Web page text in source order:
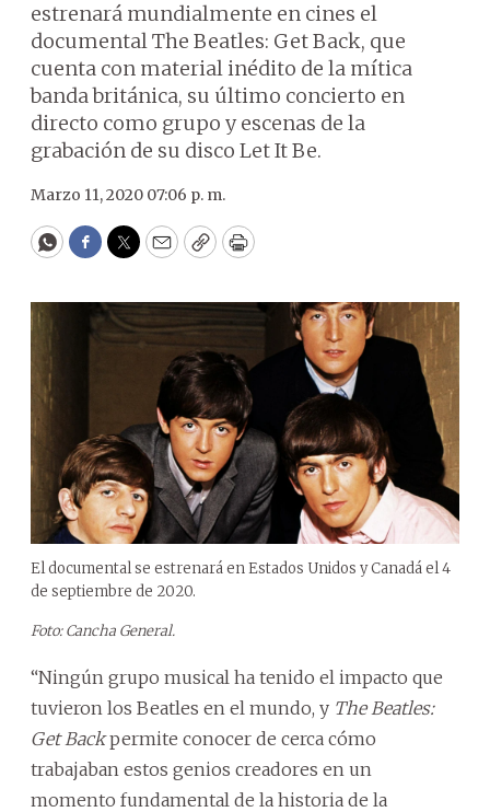
estrenará mundialmente en cines el
documental The Beatles: Get Back, que
cuenta con material inédito de la mítica
banda británica, su último concierto en
directo como grupo y escenas de la
grabación de su disco Let It Be.
Marzo 11, 2020 07:06 p. m.
WhatsApp
Facebook
Twitter
EmailCopyPrint
El documental se estrenará en Estados Unidos y Canadá el 4
de septiembre de 2020.
Foto: Cancha General.
“Ningún grupo musical ha tenido el impacto que
tuvieron los Beatles en el mundo, y The Beatles:
Get Backpermite conocer de cerca cómo
trabajaban estos genios creadores en un
momento fundamental de la historia de la